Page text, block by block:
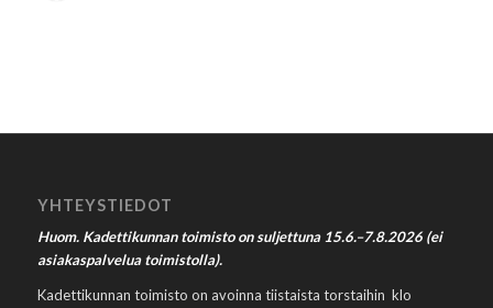
YHTEYSTIEDOT
Huom. Kadettikunnan toimisto on suljettuna 15.6.–7.8.2026 (ei
asiakaspalvelua toimistolla).
Kadettikunnan toimisto on avoinna tiistaista torstaihin klo